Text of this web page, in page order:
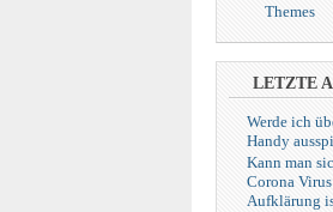
Themes
LETZTE
Werde ich
Handy
Kann man
Corona
Aufklärung